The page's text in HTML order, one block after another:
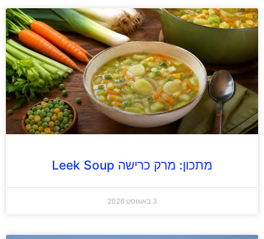
מתכון: מרק כרישה Leek Soup
3 באוגוסט 2026